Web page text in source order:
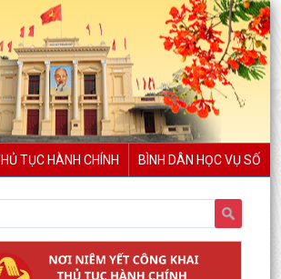
TỤC HÀNH CHÍNH BÌNH DÂN HỌC VỤ SỐ